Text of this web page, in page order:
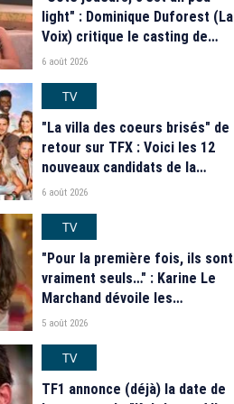
light" : Dominique Duforest (La
Voix) critique le casting de
"Secret Story" 2026
6 août 2026
TV
"La villa des coeurs brisés" de
retour sur TFX : Voici les 12
nouveaux candidats de la
saison 2026
6 août 2026
TV
"Pour la première fois, ils sont
vraiment seuls…" : Karine Le
Marchand dévoile les
nouveautés des speed dating
2026
5 août 2026
TV
TF1 annonce (déjà) la date de